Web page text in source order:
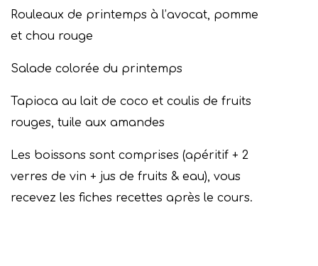
Rouleaux de printemps à l’avocat, pomme
et chou rouge
Salade colorée du printemps
Tapioca au lait de coco et coulis de fruits
rouges, tuile aux amandes
Les boissons sont comprises (apéritif + 2
verres de vin + jus de fruits & eau), vous
recevez les fiches recettes après le cours.